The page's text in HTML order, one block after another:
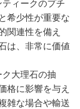
ィークのプチ
希少性が重要な
関連性を備え
は、非常に価値
大理石の抽
格に影響を与え
雑な場合や輸送